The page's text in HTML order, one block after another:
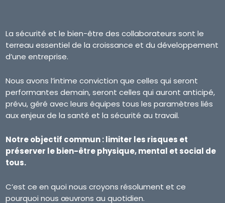
La sécurité et le bien-être des collaborateurs sont le
terreau essentiel de la croissance et du développement
d’une entreprise.
Nous avons l’intime conviction que celles qui seront
performantes demain, seront celles qui auront anticipé,
prévu, géré avec leurs équipes tous les paramètres liés
aux enjeux de la santé et la sécurité au travail.
Notre objectif commun : limiter les risques et
préserver le bien-être physique, mental et social de
tous.
C’est ce en quoi nous croyons résolument et ce
pourquoi nous œuvrons au quotidien.